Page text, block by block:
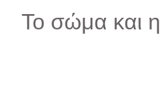
Το σώμα και